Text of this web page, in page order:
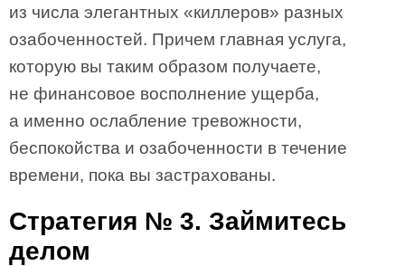
из числа элегантных «киллеров» разных
озабоченностей. Причем главная услуга,
которую вы таким образом получаете,
не финансовое восполнение ущерба,
а именно ослабление тревожности,
беспокойства и озабоченности в течение
времени, пока вы застрахованы.
Стратегия № 3. Займитесь
делом